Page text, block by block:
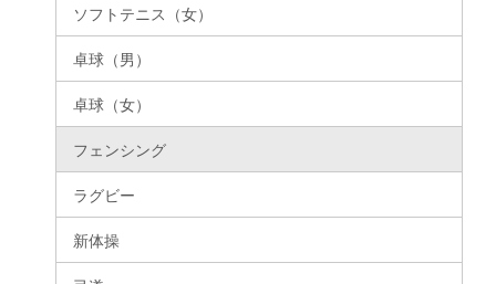
ソフトテニス（女）
卓球（男）
卓球（女）
フェンシング
ラグビー
新体操